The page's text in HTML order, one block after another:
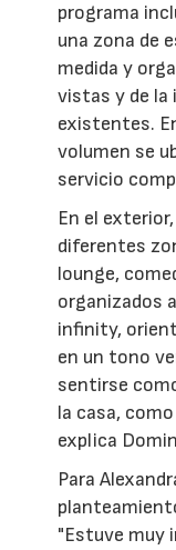
programa
una zona de
medida y
vistas y de la
existentes.
volumen se
servicio
En el
diferentes
lounge,
organizados
infinity,
en un tono
sentirse
la casa,
explica
Para
"Estuve muy